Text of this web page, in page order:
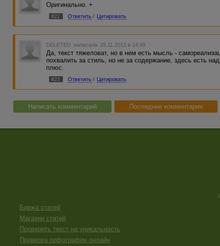
Оригинально. +
#22 Ответить / Цитировать
DELETED написала 25.11.2012 в 14:49
Да, текст тяжеловат, но в нем есть мысль -
похвалить за стиль, но не за содержание, здесь есть
плюс.
#23 Ответить / Цитировать
Написать комментарий Последние комментарии
Биржа статей
Магазин статей
Проверить текст на уникальность
Проверка орфографии онлайн